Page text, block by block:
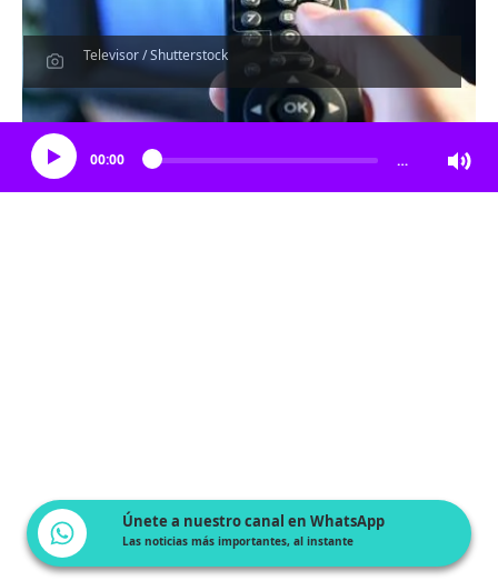
Televisor / Shutterstock
Escucha el artículo
00:00 …
Únete a nuestro canal en WhatsApp
Las noticias más importantes, al instante